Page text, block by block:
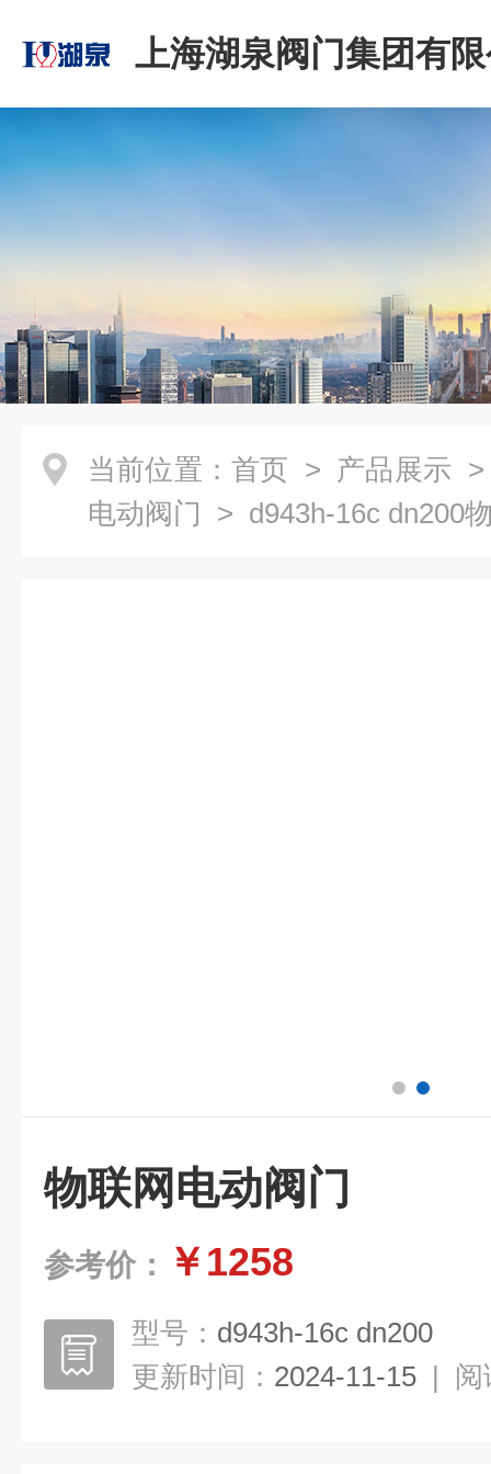
上海湖泉阀门集团有
当前位置： 首页 > 产品展示
电动阀门
> d943h-
物联网电动阀门
参考价： ￥1258
型号： d943h-16c dn200
更新时间： 2024-11-15 | 阅